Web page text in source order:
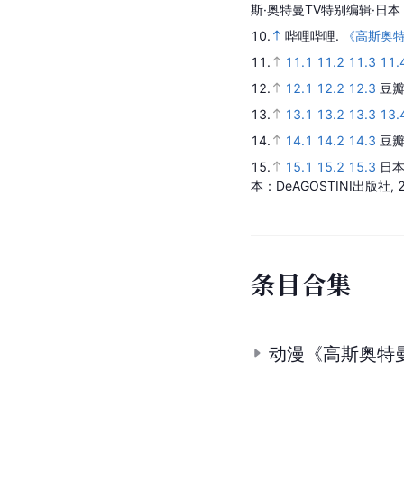
斯·奥特曼TV特别编辑·日
10.
哔哩哔哩.
《高斯奥
11.
11.1 11.2 11.3
12.
12.1 12.2 12.3 豆
13.
13.1 13.2 13.3
14.
14.1 14.2 14.3 豆
15.
15.1 15.2 15.3 日
本：DeAGOSTINI出版社,
条目合集
动漫《高斯奥特